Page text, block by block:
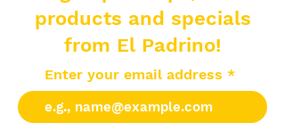
products and specials
from El Padrino!
Enter your email address